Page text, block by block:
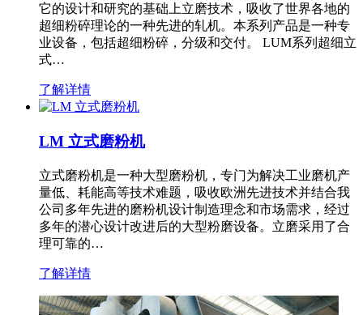
它的设计和研究的基础上立磨技术，吸收了世界各地的
超细粉碎理论的一种先进的轧机。本系列产品是一种专
业设备，包括超细粉碎，分级和交付。 LUM系列超细立
式…
了解详情
LM 立式磨粉机
立式磨粉机是一种大型磨粉机，专门为解决工业磨机产
量低、耗能高等技术难题，吸收欧洲先进技术并结合我
公司多年先进的磨粉机设计制造理念和市场需求，经过
多年的潜心设计改进后的大型粉磨设备。立磨采用了合
理可靠的…
了解详情